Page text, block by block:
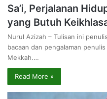
Sa’i, Perjalanan
yang Butuh
Nurul Azizah – Tulisan ini
bacaan dan pengalaman
Mekkah.…
Read More »